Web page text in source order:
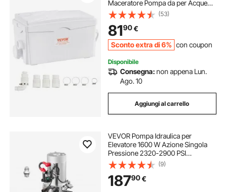
Maceratore Pompa da per Acque
Luride con 3 Ingressi Acqua per
Cantina, Macchina per lo
Smaltimento delle Acque Reflue
della Lavanderia
(53)
8190€
Sconto extra di 6% con coupon
Disponibile
Consegna:non appena Lun.
Ago. 10
Aggiungi al carrello
VEVOR Pompa Idraulica per
Elevatore 1600 W Azione Singola
Pressione 2320-2900 PSI
Centralina Idraulica Rimorchio
Ribaltabile con Serbatoio Olio in
Metallo Volume 2,1 mL/r da Officina
Garage, Nero
(9)
18790€